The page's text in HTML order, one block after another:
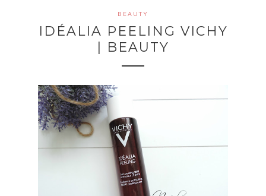
BEAUTY
IDÉALIA PEELING VICHY
| BEAUTY